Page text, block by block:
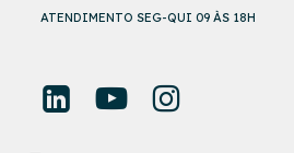
ATENDIMENTO SEG-QUI 09 ÀS 18H